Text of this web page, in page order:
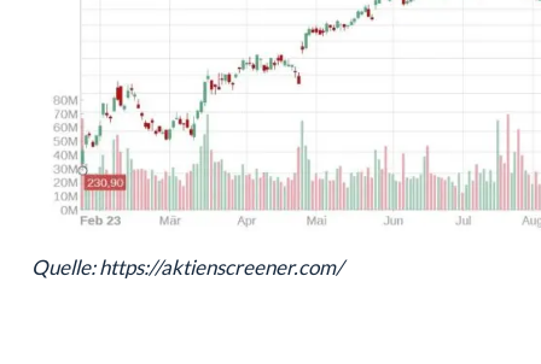
Quelle: https://aktienscreener.com/